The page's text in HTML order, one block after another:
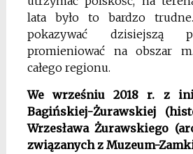
lata było to bardzo
pokazywać dzisiejszą
promieniować na obszar
całego regionu.
We wrześniu 2018 r. z
Bagińskiej-Żurawskiej
Wrzesława Żurawskiego
związanych z Muzeum-